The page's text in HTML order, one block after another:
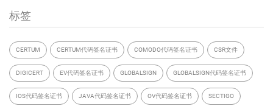
标签
CERTUM CERTUM代码签名证书 COMODO代码签名证书 CSR文件
DIGICERT EV代码签名证书 GLOBALSIGN GLOBALSIGN代码签名证书
IOS代码签名证书 JAVA代码签名证书 OV代码签名证书 SECTIGO